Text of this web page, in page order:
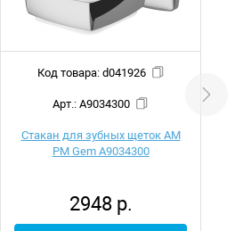
Код товара: d041926
Арт.: A9034300
Стакан для зубных щеток AM
PM Gem A9034300
2948 р.